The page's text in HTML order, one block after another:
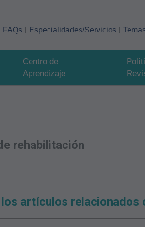
FAQs Especialidades/Servicios
Centro de
Aprendizaje
rehabilitación
artículos relacionados